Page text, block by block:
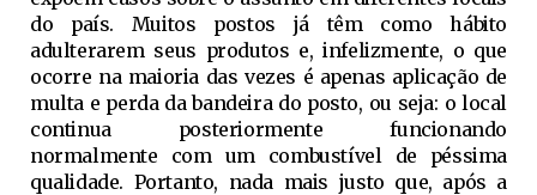
do país. Muitos postos já têm como hábito
adulterarem seus produtos e, infelizmente, o que
ocorre na maioria das vezes é apenas aplicação de
multa e perda da bandeira do posto, ou seja: o local
continua posteriormente funcionando
normalmente com um combustível de péssima
qualidade. Portanto, nada mais justo que, após a